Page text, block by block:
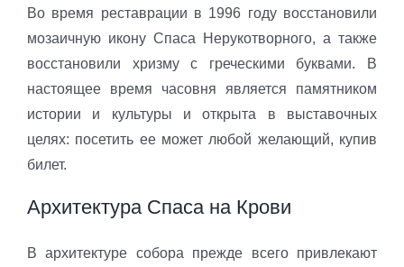
Во время реставрации в 1996 году восстановили
мозаичную икону Спаса Нерукотворного, а также
восстановили хризму с греческими буквами. В
настоящее время часовня является памятником
истории и культуры и открыта в выставочных
целях: посетить ее может любой желающий, купив
билет.
Архитектура Спаса на Крови
В архитектуре собора прежде всего привлекают